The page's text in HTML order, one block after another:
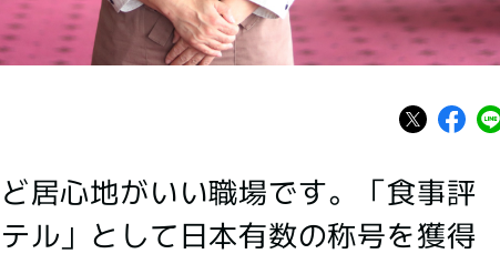
居心地がいい職場です。「食事評
ル」として日本有数の称号を獲得